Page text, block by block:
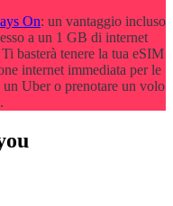
On: un vantaggio incluso
a un 1 GB di internet
basterà tenere la tua eSIM
internet immediata per le
un Uber o prenotare un volo